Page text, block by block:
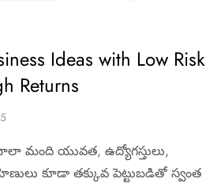
Ideas with Low Risk
Returns
మంది యువత, ఉద్యోగస్తులు,
కూడా తక్కువ పెట్టుబడితో స్వంత